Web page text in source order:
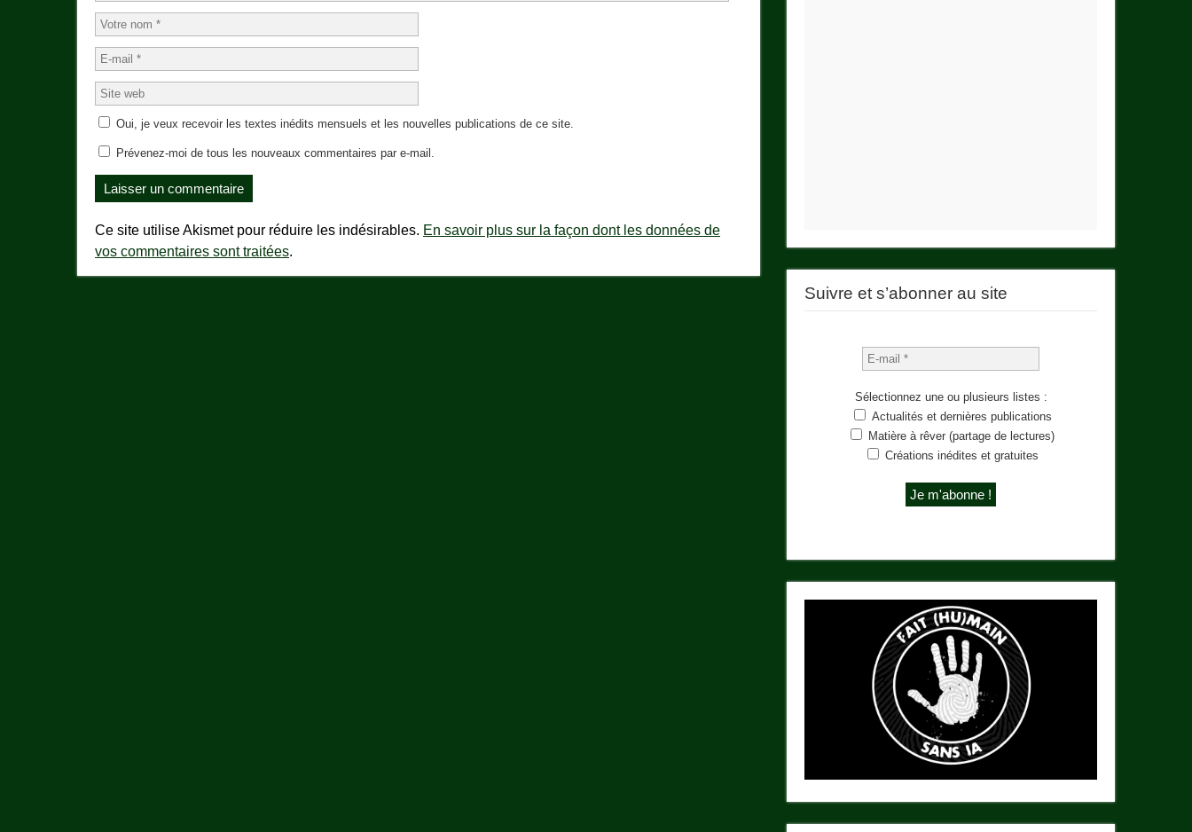
Oui, je veux recevoir les textes inédits mensuels et les nouvelles publications de ce site.
Prévenez-moi de tous les nouveaux commentaires par e-mail.
Ce site utilise Akismet pour réduire les indésirables. En savoir plus sur la façon dont les données de
vos commentaires sont traitées.
Suivre et s’abonner au site
Sélectionnez une ou plusieurs listes :
Actualités et dernières publications
Matière à rêver (partage de lectures)
Créations inédites et gratuites